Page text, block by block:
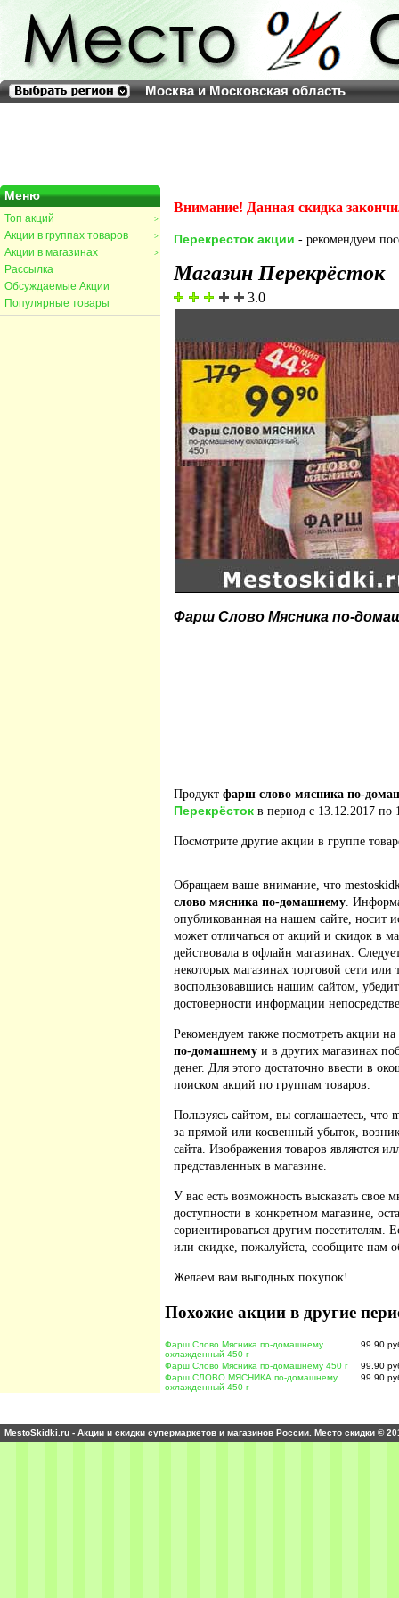
Москва и Московская область
Меню
>
Топ акций
>
Акции в группах товаров
>
Акции в магазинах
Рассылка
Обсуждаемые Акции
Популярные товары
Внимание! Данная скидка
Перекресток акции - рекомендуем
Магазин Перекрёсток
3.0
Фарш Слово Мясника по-
Продукт фарш слово мясника по-
Перекрёсток в период с 13.12.2017 по
Посмотрите другие акции в группе
Обращаем ваше внимание, что
слово мясника по-домашнему.
опубликованная на нашем сайте, носит
может отличаться от акций и скидок в
действовала в офлайн магазинах.
некоторых магазинах торговой сети
воспользовавшись нашим сайтом,
достоверности информации
Рекомендуем также посмотреть акции
по-домашнему и в других магазинах
денег. Для этого достаточно ввести в
поиском акций по группам товаров.
Пользуясь сайтом, вы соглашаетесь, что
за прямой или косвенный убыток,
сайта. Изображения товаров являются
представленных в магазине.
У вас есть возможность высказать свое
доступности в конкретном магазине,
сориентироваться другим
или скидке, пожалуйста, сообщите нам
Желаем вам выгодных покупок!
Похожие акции в другие
Фарш Слово Мясника по-домашнему
охлажденный 450 г
99.90
Фарш Слово Мясника по-домашнему 450 г
99.90
Фарш СЛОВО МЯСНИКА по-домашнему
охлажденный 450 г
99.90
MestoSkidki.ru - Акции и скидки супермаркетов и магазинов России. Место скидки ©